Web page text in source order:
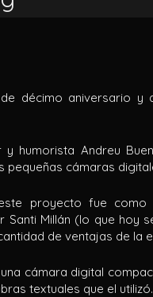
décimo aniversario y
humorista Andreu
pequeñas cámaras
proyecto fue como
Millán (lo que hoy
de ventajas de la
cámara digital
textuales que el utilizó.